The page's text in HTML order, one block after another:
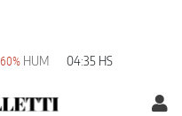
60% HUM 04:35 HS